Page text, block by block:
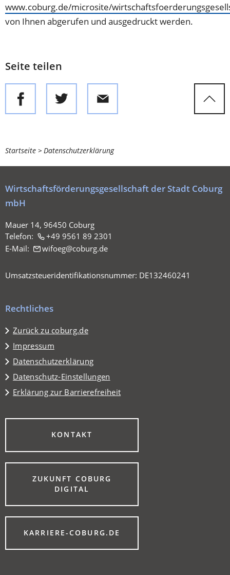
www.coburg.de/microsite/
(Öffnet
neuen
von Ihnen abgerufen und ausgedruckt werden.
Seite teilen
Sie
befinden
sich
hier:
Startseite Datenschutzerklärung
Wirtschaftsförderungsgesellschaft der Stadt Coburg
mbH
Mauer 14, 96450 Coburg
Telefon:
+49 9561 89 2301
E-Mail:
wifoeg coburg de
Umsatzsteueridentifikationsnummer: DE132460241
Rechtliches
Zurück zu coburg.de
Impressum
Datenschutzerklärung
Datenschutz-Einstellungen
Erklärung zur Barrierefreiheit
KONTAKT
EINEM
NEUEN
ZUKUNFT COBURG
DIGITAL
EINEM
NEUEN
TAB)KARRIERE-COBURG.DE
(ÖFFNET
EINEM